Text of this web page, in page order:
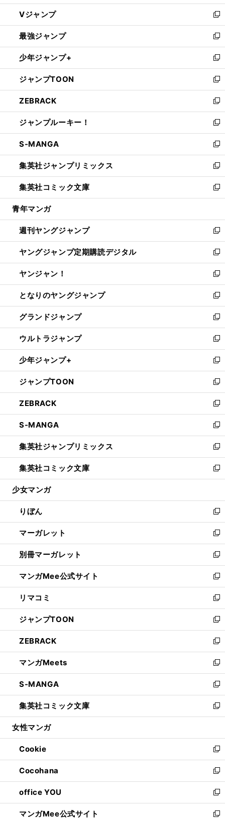
ウ
ィ
ン
ド
ウ
で
開
く
し
い
ウ
ィ
ン
ド
ウ
で
開
く
Vジャンプ
新
し
い
ウ
ィ
ン
ド
ウ
で
開
く
最強ジャンプ
新
し
い
ウ
ィ
ン
ド
ウ
で
開
く
少年ジャンプ+
新
し
い
ウ
ィ
ン
ド
ウ
で
開
く
ジャンプTOON
新
し
い
ウ
ィ
ン
ド
ウ
で
開
く
ZEBRACK
新
し
い
ウ
ィ
ン
ド
ウ
で
開
ジャンプルーキー！
新
し
い
ウ
ィ
ン
ド
ウ
開
く
S-MANGA
新
し
い
ウ
ィ
ン
ウ
で
開
く
集英社ジャンプリミックス
新
し
い
ウ
ン
ド
ウ
で
開
く
集英社コミック文庫
新
し
ウ
ィ
ン
ド
ウ
で
開
く
青年マンガ
週刊ヤングジャンプ
新
し
い
ウ
ィ
ン
ド
ウ
で
開
く
ヤングジャンプ定期購読デジタル
新
し
い
ウ
ィ
ン
ド
ウ
で
開
く
ヤンジャン！
新
し
い
ウ
ィ
ン
ド
ウ
で
開
く
となりのヤングジャンプ
新
し
い
ウ
ィ
ン
ド
ウ
で
開
く
グランドジャンプ
新
し
い
ウ
ィ
ン
ド
ウ
で
開
く
ウルトラジャンプ
新
し
い
ウ
ィ
ン
ド
ウ
で
開
く
少年ジャンプ+
新
し
い
ウ
ィ
ン
ド
ウ
で
開
く
ジャンプTOON
新
し
い
ウ
ィ
ン
ド
ウ
で
開
ZEBRACK
新
し
い
ウ
ィ
ン
ド
ウ
開
く
S-MANGA
新
し
い
ウ
ィ
ン
ウ
で
開
く
集英社ジャンプリミックス
新
し
い
ウ
ン
ド
ウ
で
開
く
集英社コミック文庫
新
し
ウ
ィ
ン
ド
ウ
で
開
く
少女マンガ
りぼん
新
し
い
ウ
ィ
ン
ド
ウ
で
開
く
マーガレット
新
し
い
ウ
ィ
ン
ド
ウ
で
開
く
別冊マーガレット
新
し
い
ウ
ィ
ン
ド
ウ
で
開
く
マンガMee公式サイト
新
し
い
ウ
ィ
ン
ド
ウ
で
開
く
リマコミ
新
し
い
ウ
ィ
ン
ド
ウ
で
開
く
ジャンプTOON
新
し
い
ウ
ィ
ン
ド
ウ
で
開
ZEBRACK
新
し
い
ウ
ィ
ン
ド
ウ
開
く
マンガMeets
新
し
い
ウ
ィ
ン
ウ
で
開
く
S-MANGA
新
し
い
ウ
ン
ド
ウ
で
開
く
集英社コミック文庫
新
し
ウ
ィ
ン
ド
ウ
で
開
く
女性マンガ
Cookie
新
し
い
ウ
ィ
ン
ド
Cocohana
新
し
い
ウ
ィ
office YOU
新
し
い
マンガMee公式サイト 新